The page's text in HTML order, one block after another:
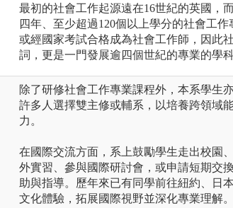
最初的社會工作起源遠在16世紀的英國，
四年、至少超過120個以上學分的社會工作
或經國家考試合格成為社會工作師，因此
詞，更是一門發展逾四個世紀的專業的學科
除了研修社會工作專業課程外，本系學生
許多人選擇雙主修或輔系，以培養跨領域
力。
在國際交流方面，系上鼓勵學生走出校園
外實習、參與國際研討會，或申請短期交
助與指導。歷年來已有同學前往紐約、日
文化體驗，拓展國際視野並深化專業理解。